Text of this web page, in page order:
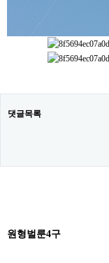
댓글목록
원형벌룬4구